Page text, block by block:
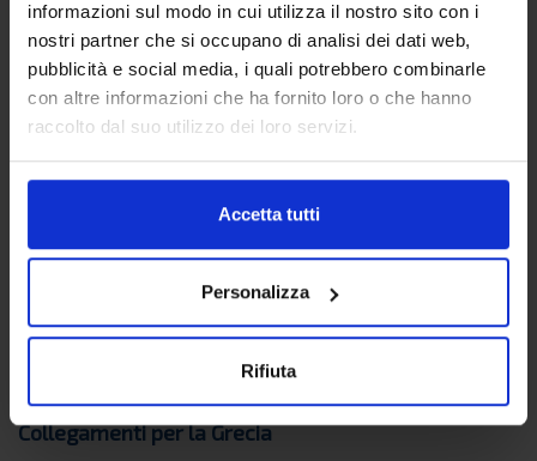
informazioni sul modo in cui utilizza il nostro sito con i
nostri partner che si occupano di analisi dei dati web,
pubblicità e social media, i quali potrebbero combinarle
con altre informazioni che ha fornito loro o che hanno
raccolto dal suo utilizzo dei loro servizi.
Accetta tutti
Personalizza
Rifiuta
Loading PDF 45% ...
Torna al sito Il Mondo in Mano |
Prenotazione traghetti
Traghetti per la Grecia
Traghetti per la Sardegna
Traghetti per la Spagna
Offerte speciali traghetti
Collegamenti per la Grecia